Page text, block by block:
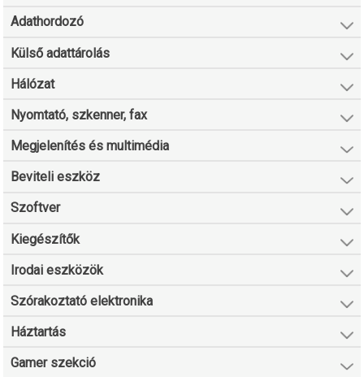
Adathordozó
Külső adattárolás
Hálózat
Nyomtató, szkenner, fax
Megjelenítés és multimédia
Beviteli eszköz
Szoftver
Kiegészítők
Irodai eszközök
Szórakoztató elektronika
Háztartás
Gamer szekció